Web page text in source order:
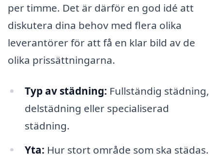
per timme. Det är därför en god idé att
diskutera dina behov med flera olika
leverantörer för att få en klar bild av de
olika prissättningarna.
Typ av städning: Fullständig städning,
delstädning eller specialiserad
städning.
Yta: Hur stort område som ska städas.